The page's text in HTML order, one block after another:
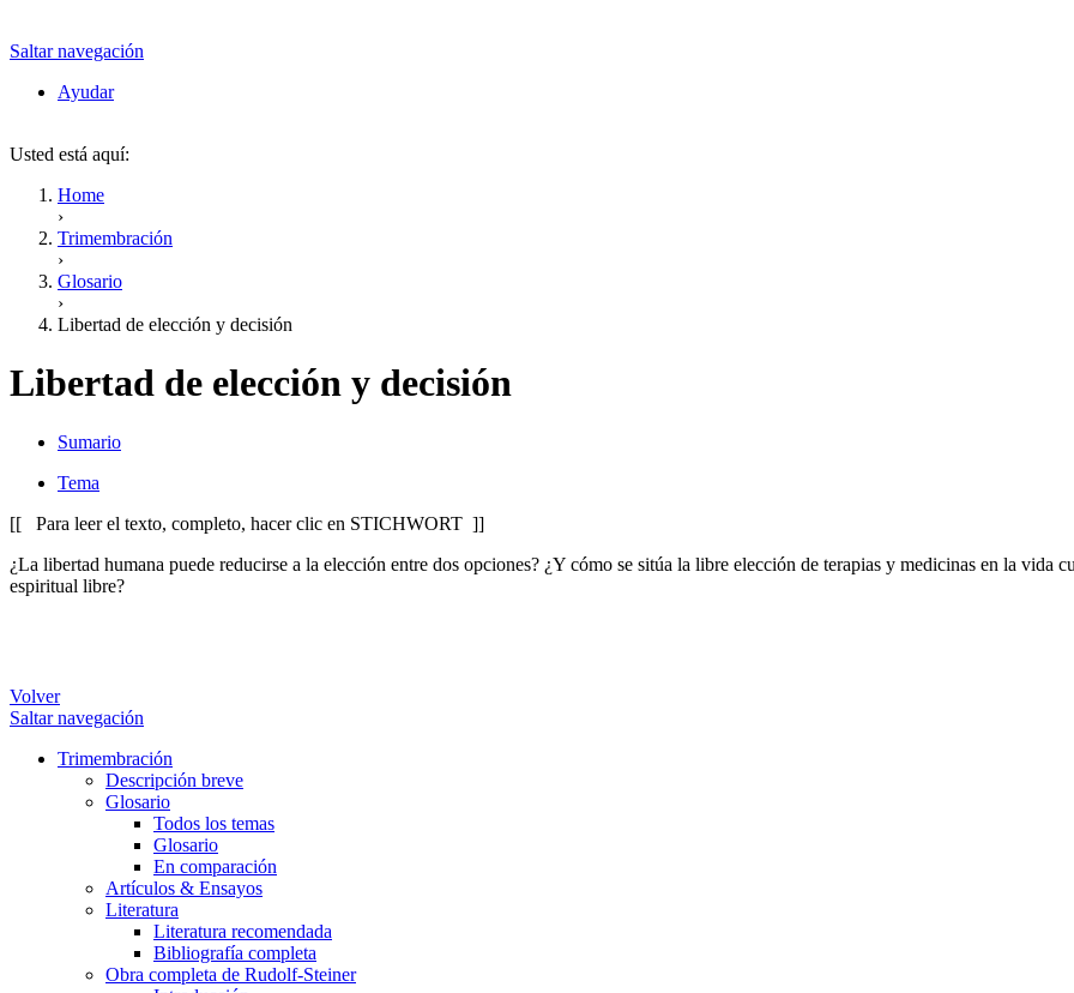
Saltar navegación
Ayudar
Usted está aquí:
Home
›
Trimembración
›
Glosario
›
Libertad de elección y decisión
Libertad de elección y decisión
Sumario
Tema
[[ Para leer el texto, completo, hacer clic en STICHWORT ]]
¿La libertad humana puede reducirse a la elección entre dos opciones? ¿Y cómo se sitúa la libre elección de terapias y medicinas en la vida
espiritual libre?
Volver
Saltar navegación
Trimembración
Descripción breve
Glosario
Todos los temas
Glosario
En comparación
Artículos & Ensayos
Literatura
Literatura recomendada
Bibliografía completa
Obra completa de Rudolf-Steiner